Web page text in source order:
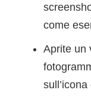
come
Aprite un